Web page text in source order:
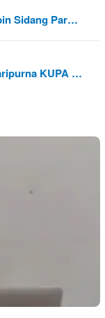
Sidang Par…
KUPA …